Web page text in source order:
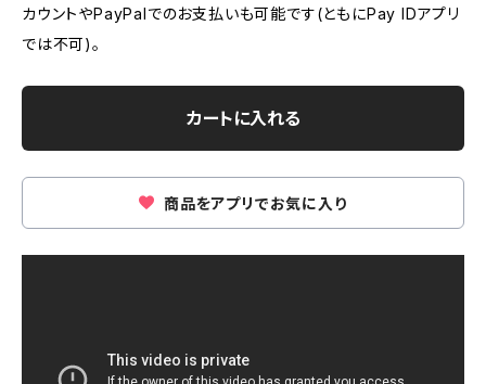
カウントやPayPalでのお支払いも可能です(ともにPay IDアプリ
では不可)。
カートに入れる
商品をアプリでお気に入り